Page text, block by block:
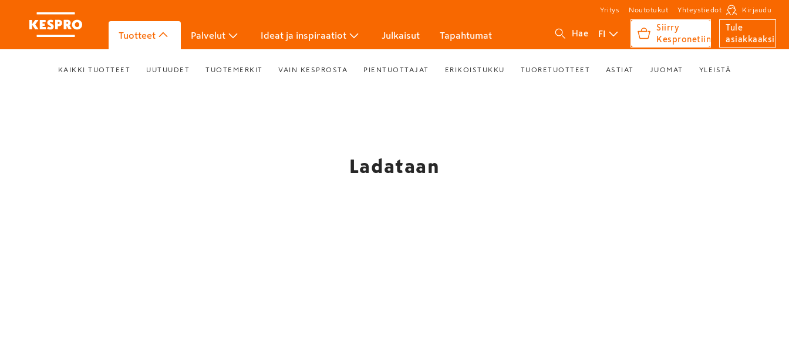
Yritys Noutotukut Yhteystiedot Kirjaudu
Tuotteet Palvelut Ideat ja inspiraatiot Julkaisut Tapahtumat Hae FI
Siirry
Kespronetiin
Tule
asiakkaaksi
KAIKKI TUOTTEET UUTUUDET TUOTEMERKIT VAIN KESPROSTA PIENTUOTTAJAT ERIKOISTUKKU TUORETUOTTEET ASTIAT JUOMAT YLEISTÄ
Ladataan